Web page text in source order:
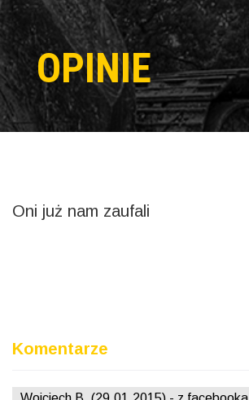
OPINIE
Oni już nam zaufali
Komentarze